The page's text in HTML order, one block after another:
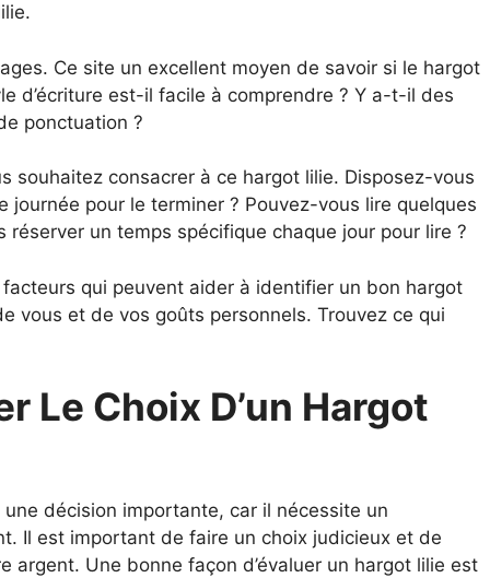
Ce site un excellent moyen de savoir si le hargot
d’écriture est-il facile à comprendre ? Y a-t-il des
ponctuation ?
souhaitez consacrer à ce hargot lilie. Disposez-vous
journée pour le terminer ? Pouvez-vous lire quelques
un temps spécifique chaque jour pour lire ?
qui peuvent aider à identifier un bon hargot
vous et de vos goûts personnels. Trouvez ce qui
Le Choix D’un Hargot
décision importante, car il nécessite un
Il est important de faire un choix judicieux et de
argent. Une bonne façon d’évaluer un hargot lilie est